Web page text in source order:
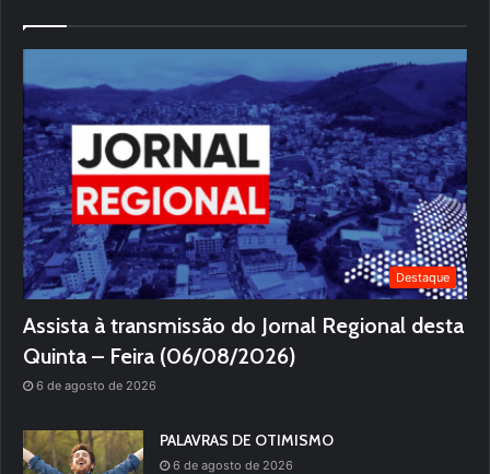
Destaque
Assista à transmissão do Jornal Regional desta
Quinta – Feira (06/08/2026)
6 de agosto de 2026
PALAVRAS DE OTIMISMO
6 de agosto de 2026